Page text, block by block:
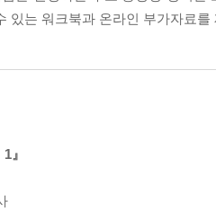
있는 워크북과 온라인 부가자료
』